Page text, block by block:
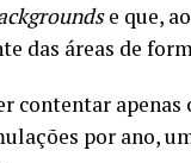
e que,
das áreas de
contentar
por ano,